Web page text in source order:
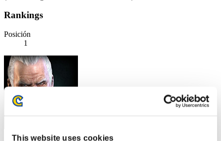
This website uses cookies
Rankings
Posición
1